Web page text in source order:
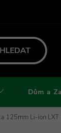
údajů a
HLEDAT
Dům a
125mm Li-ion